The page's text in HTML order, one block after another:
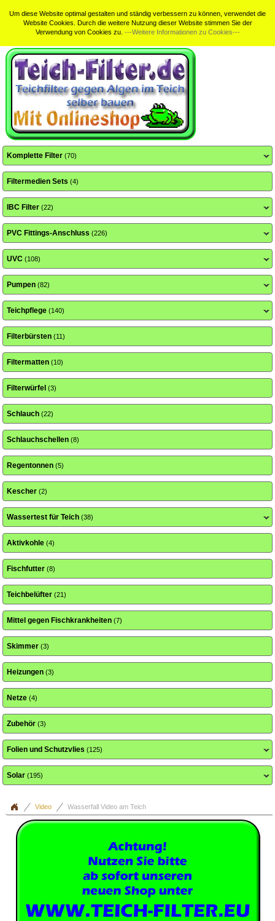
Home Sitemap Suche Kundeninfo Teichfilterbewertungen
Komplette Filter (70)
Filtermedien Sets (4)
IBC Filter (22)
PVC Fittings-Anschluss (226)
UVC (108)
Pumpen (82)
Teichpflege (140)
Filterbürsten (11)
Filtermatten (10)
Filterwürfel (3)
Schlauch (22)
Schlauchschellen (8)
Regentonnen (5)
Kescher (2)
Wassertest für Teich (38)
Aktivkohle (4)
Fischfutter (8)
Teichbelüfter (21)
Mittel gegen Fischkrankheiten (7)
Skimmer (3)
Heizungen (3)
Netze (4)
Zubehör (3)
Folien und Schutzvlies (125)
Solar (195)
Video Wasserfall Video am Teich
Um diese Website optimal gestalten und ständig verbessern zu können, verwendet die
Website Cookies. Durch die weitere Nutzung dieser Website stimmen Sie der
Verwendung von Cookies zu. ---Weitere Informationen zu Cookies---